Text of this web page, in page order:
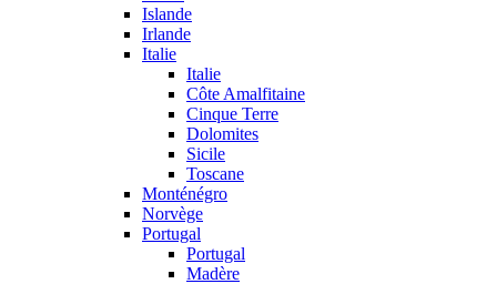
Islande
Irlande
Italie
Italie
Côte Amalfitaine
Cinque Terre
Dolomites
Sicile
Toscane
Monténégro
Norvège
Portugal
Portugal
Madère